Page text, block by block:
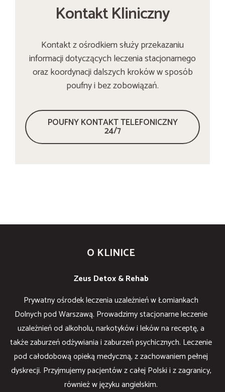
Kontakt Kliniczny
Kontakt z ośrodkiem służy przekazaniu
informacji dotyczących leczenia stacjonarnego
oraz koordynacji dalszych kroków w sposób
poufny i bez zobowiązań.
POUFNY KONTAKT TELEFONICZNY
24/7
O KLINICE
Zeus Detox & Rehab
Prywatny ośrodek leczenia uzależnień w Łomiankach
Dolnych pod Warszawą. Prowadzimy stacjonarne leczenie
uzależnień od alkoholu, narkotyków i leków na receptę, a
także zaburzeń odżywiania i zaburzeń psychicznych. Leczenie
pod całodobową opieką medyczną, z zachowaniem pełnej
dyskrecji. Przyjmujemy pacjentów z całej Polski i z zagranicy,
również w języku angielskim.